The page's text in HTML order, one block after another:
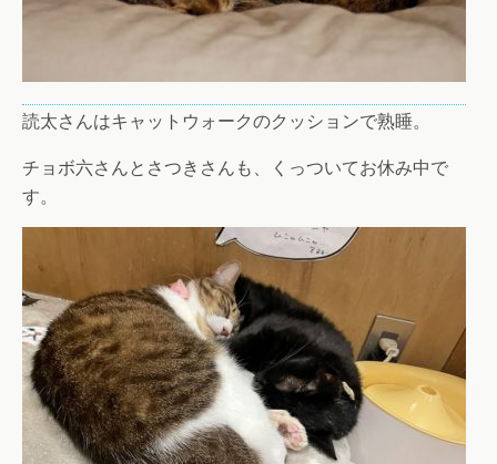
読太さんはキャットウォークのクッションで熟睡。
チョボ六さんとさつきさんも、くっついてお休み中で
す。